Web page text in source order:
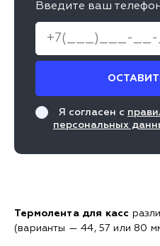
Введите ваш
Я согласен с
персональных
Термолента для касс
(варианты — 44, 57 или 80